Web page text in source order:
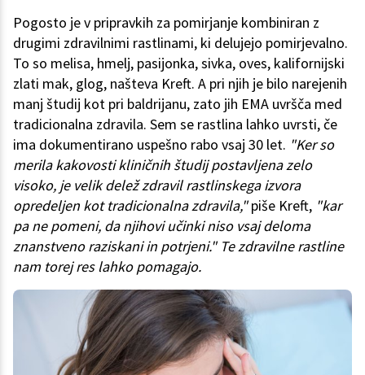
Pogosto je v pripravkih za pomirjanje kombiniran z
drugimi zdravilnimi rastlinami, ki delujejo pomirjevalno.
To so melisa, hmelj, pasijonka, sivka, oves, kalifornijski
zlati mak, glog, našteva Kreft. A pri njih je bilo narejenih
manj študij kot pri baldrijanu, zato jih EMA uvršča med
tradicionalna zdravila. Sem se rastlina lahko uvrsti, če
ima dokumentirano uspešno rabo vsaj 30 let. "Ker so
merila kakovosti kliničnih študij postavljena zelo
visoko, je velik delež zdravil rastlinskega izvora
opredeljen kot tradicionalna zdravila,"piše Kreft, "kar
pa ne pomeni, da njihovi učinki niso vsaj deloma
znanstveno raziskani in potrjeni." Te zdravilne rastline
nam torej res lahko pomagajo.